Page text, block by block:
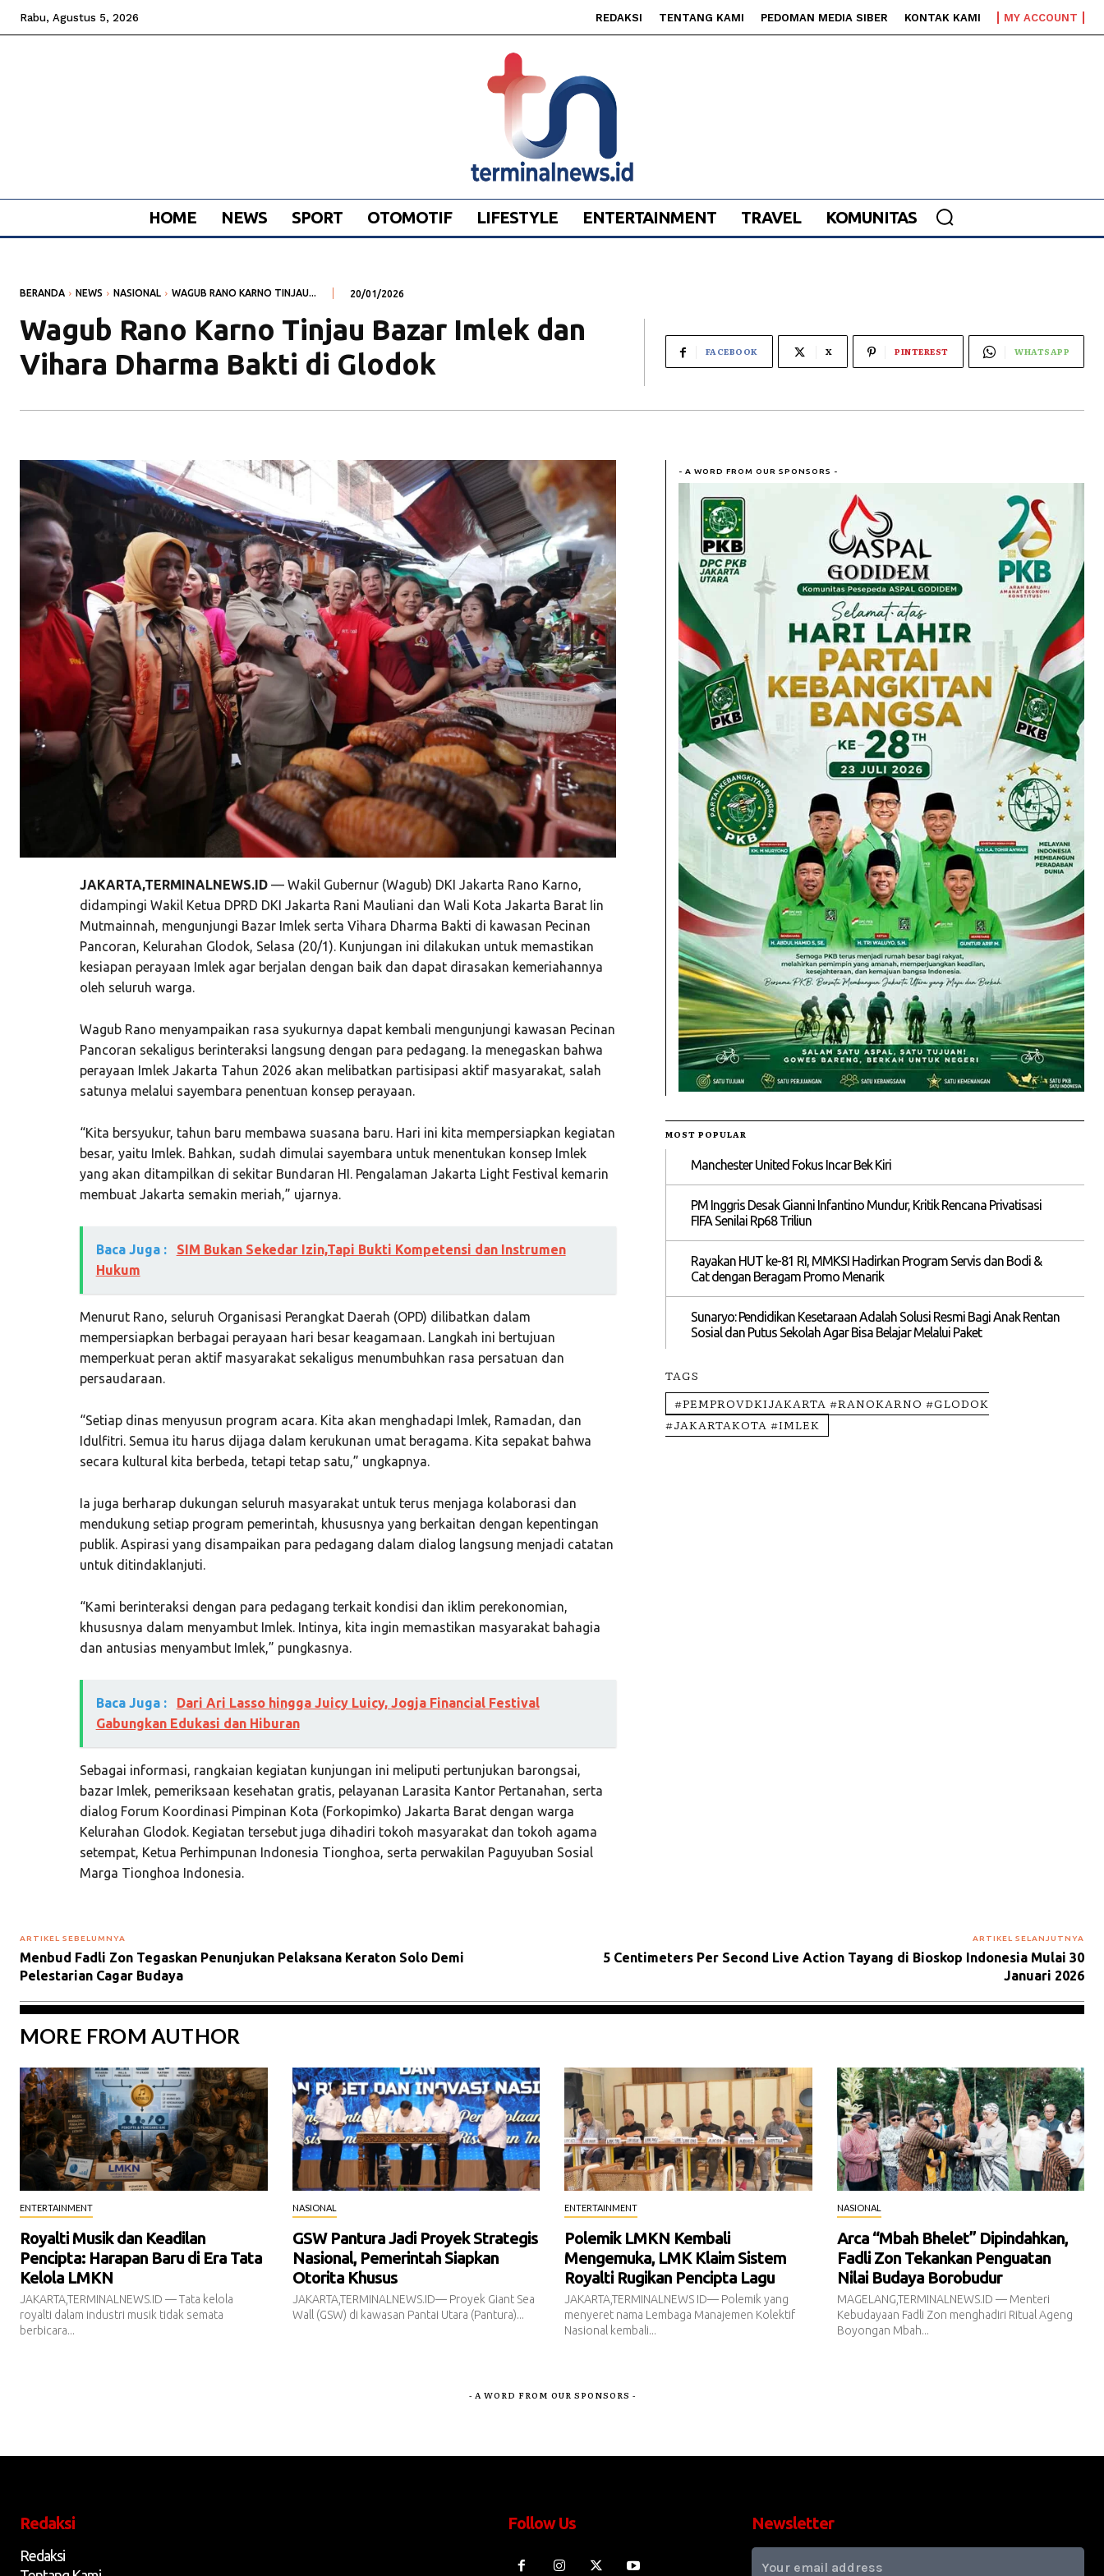
Rabu, Agustus 5, 2026 REDAKSI TENTANG KAMI PEDOMAN MEDIA SIBER KONTAK KAMI MY ACCOUNT
HOME NEWS SPORT OTOMOTIF LIFESTYLE ENTERTAINMENT TRAVEL KOMUNITAS
BERANDA NEWS NASIONAL WAGUB RANO KARNO TINJAU... 20/01/2026
Wagub Rano Karno Tinjau Bazar Imlek dan
Vihara Dharma Bakti di Glodok
FACEBOOK X PINTEREST WHATSAPP
JAKARTA,TERMINALNEWS.ID— Wakil Gubernur (Wagub) DKI Jakarta Rano Karno,
didampingi Wakil Ketua DPRD DKI Jakarta Rani Mauliani dan Wali Kota Jakarta Barat Iin
Mutmainnah, mengunjungi Bazar Imlek serta Vihara Dharma Bakti di kawasan Pecinan
Pancoran, Kelurahan Glodok, Selasa (20/1). Kunjungan ini dilakukan untuk memastikan
kesiapan perayaan Imlek agar berjalan dengan baik dan dapat dirasakan kemeriahannya
oleh seluruh warga.
Wagub Rano menyampaikan rasa syukurnya dapat kembali mengunjungi kawasan Pecinan
Pancoran sekaligus berinteraksi langsung dengan para pedagang. Ia menegaskan bahwa
perayaan Imlek Jakarta Tahun 2026 akan melibatkan partisipasi aktif masyarakat, salah
satunya melalui sayembara penentuan konsep perayaan.
“Kita bersyukur, tahun baru membawa suasana baru. Hari ini kita mempersiapkan kegiatan
besar, yaitu Imlek. Bahkan, sudah dimulai sayembara untuk menentukan konsep Imlek
yang akan ditampilkan di sekitar Bundaran HI. Pengalaman Jakarta Light Festival kemarin
membuat Jakarta semakin meriah,” ujarnya.
Baca Juga :
SIM Bukan Sekedar Izin,Tapi Bukti Kompetensi dan Instrumen
Hukum
Menurut Rano, seluruh Organisasi Perangkat Daerah (OPD) dilibatkan dalam
mempersiapkan berbagai perayaan hari besar keagamaan. Langkah ini bertujuan
memperkuat peran aktif masyarakat sekaligus menumbuhkan rasa persatuan dan
persaudaraan.
“Setiap dinas menyusun program acara. Kita akan menghadapi Imlek, Ramadan, dan
Idulfitri. Semua itu harus dijaga dalam kerukunan umat beragama. Kita sepakat bahwa
secara kultural kita berbeda, tetapi tetap satu,” ungkapnya.
Ia juga berharap dukungan seluruh masyarakat untuk terus menjaga kolaborasi dan
mendukung setiap program pemerintah, khususnya yang berkaitan dengan kepentingan
publik. Aspirasi yang disampaikan para pedagang dalam dialog langsung menjadi catatan
untuk ditindaklanjuti.
“Kami berinteraksi dengan para pedagang terkait kondisi dan iklim perekonomian,
khususnya dalam menyambut Imlek. Intinya, kita ingin memastikan masyarakat bahagia
dan antusias menyambut Imlek,” pungkasnya.
Baca Juga :
Dari Ari Lasso hingga Juicy Luicy, Jogja Financial Festival
Gabungkan Edukasi dan Hiburan
Sebagai informasi, rangkaian kegiatan kunjungan ini meliputi pertunjukan barongsai,
bazar Imlek, pemeriksaan kesehatan gratis, pelayanan Larasita Kantor Pertanahan, serta
dialog Forum Koordinasi Pimpinan Kota (Forkopimko) Jakarta Barat dengan warga
Kelurahan Glodok. Kegiatan tersebut juga dihadiri tokoh masyarakat dan tokoh agama
setempat, Ketua Perhimpunan Indonesia Tionghoa, serta perwakilan Paguyuban Sosial
Marga Tionghoa Indonesia.
- A WORD FROM OUR SPONSORS -
MOST POPULAR
Manchester United Fokus Incar Bek Kiri
PM Inggris Desak Gianni Infantino Mundur, Kritik Rencana Privatisasi
FIFA Senilai Rp68 Triliun
Rayakan HUT ke-81 RI, MMKSI Hadirkan Program Servis dan Bodi &
Cat dengan Beragam Promo Menarik
Sunaryo: Pendidikan Kesetaraan Adalah Solusi Resmi Bagi Anak Rentan
Sosial dan Putus Sekolah Agar Bisa Belajar Melalui Paket
TAGS
#PEMPROVDKIJAKARTA #RANOKARNO #GLODOK
#JAKARTAKOTA #IMLEK
ARTIKEL SEBELUMNYA
Menbud Fadli Zon Tegaskan Penunjukan Pelaksana Keraton Solo Demi
Pelestarian Cagar Budaya
ARTIKEL SELANJUTNYA
5 Centimeters Per Second Live Action Tayang di Bioskop Indonesia Mulai 30
Januari 2026
MORE FROM AUTHOR
ENTERTAINMENT
Royalti Musik dan Keadilan
Pencipta: Harapan Baru di Era Tata
Kelola LMKN
JAKARTA,TERMINALNEWS.ID — Tata kelola
royalti dalam industri musik tidak semata
berbicara...
NASIONAL
GSW Pantura Jadi Proyek Strategis
Nasional, Pemerintah Siapkan
Otorita Khusus
JAKARTA,TERMINALNEWS.ID— Proyek Giant Sea
Wall (GSW) di kawasan Pantai Utara (Pantura)...
ENTERTAINMENT
Polemik LMKN Kembali
Mengemuka, LMK Klaim Sistem
Royalti Rugikan Pencipta Lagu
JAKARTA,TERMINALNEWS ID— Polemik yang
menyeret nama Lembaga Manajemen Kolektif
Nasional kembali...
NASIONAL
Arca “Mbah Bhelet” Dipindahkan,
Fadli Zon Tekankan Penguatan
Nilai Budaya Borobudur
MAGELANG,TERMINALNEWS.ID — Menteri
Kebudayaan Fadli Zon menghadiri Ritual Ageng
Boyongan Mbah...
- A WORD FROM OUR SPONSORS -
Redaksi
Redaksi
Follow Us Newsletter